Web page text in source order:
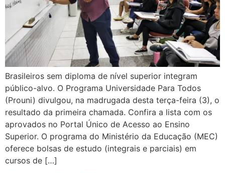
Brasileiros sem diploma de nível superior integram
público-alvo. O Programa Universidade Para Todos
(Prouni) divulgou, na madrugada desta terça-feira (3), o
resultado da primeira chamada. Confira a lista com os
aprovados no Portal Único de Acesso ao Ensino
Superior. O programa do Ministério da Educação (MEC)
oferece bolsas de estudo (integrais e parciais) em
cursos de […]